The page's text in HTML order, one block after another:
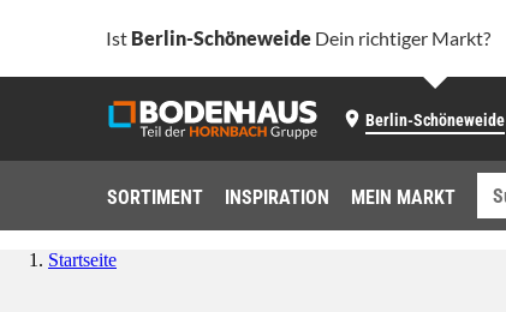
Ist Berlin-Schöneweide Dein richtiger Markt?
Berlin-Schöneweide
SORTIMENT INSPIRATION MEIN MARKT
Startseite